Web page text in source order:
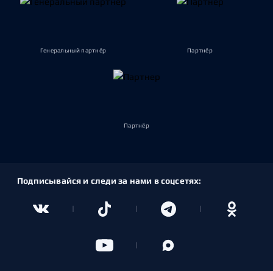
Генеральный партнёр Партнёр
Партнёр
Подписывайся и следи за нами в соцсетях: